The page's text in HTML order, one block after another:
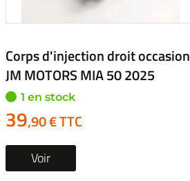
Corps d'injection droit occasion
JM MOTORS MIA 50 2025
1 en stock
39,90 € TTC
Voir